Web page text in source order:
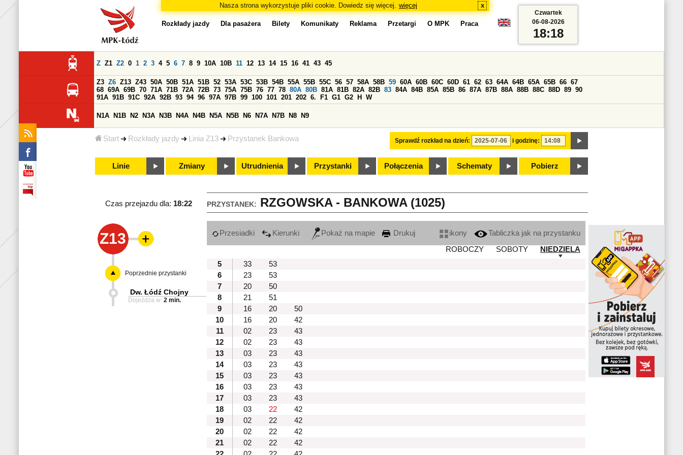
Nasza strona wykorzystuje pliki cookie. Dowiedz się więcej. więcej x
Start Rozkłady jazdy Linia Z13 Przystanek Bankowa
Rozkłady jazdy Dla pasażera Bilety Komunikaty Reklama Przetargi O MPK Praca
Sprawdź rozkład na dzień: i godzinę:
Z Z1 Z2 0 1 2 3 4 5 6 7 8 9 10A 10B 11 12 13 14 15 16 41 43 45
Z3 Z6 Z13 Z43 50A 50B 51A 51B 52 53A 53C 53B 54B 55A 55B 55C 56 57 58A 58B 59 60A 60B 60C 60D 61 62 63 64A 64B 65A 65B 66 67
68 69A 69B 70 71A 71B 72A 72B 73 75A 75B 76 77 78 80A 80B 81A 81B 82A 82B 83 84A 84B 85A 85B 86 87A 87B 88A 88B 88C 88D 89 90
91A 91B 91C 92A 92B 93 94 96 97A 97B 99 100 101 201 202 6. F1 G1 G2 H W
N1A N1B N2 N3A N3B N4A N4B N5A N5B N6 N7A N7B N8 N9
Linie Zmiany Utrudnienia Przystanki Połączenia Schematy Pobierz
Czwartek
06-08-2026
18:18
PRZYSTANEK: RZGOWSKA - BANKOWA (1025)
Czas przejazdu dla: 18:22
Z13 Przesiadki Kierunki Pokaż na mapie Drukuj ikony
Tabliczka jak na przystanku
ROBOCZY
SOBOTY
NIEDZIELA
5
33
53
6
23
53
7
20
50
8
21
51
9
16 20
50
10
16 20
42
11
02 23
43
12
02 23
43
13
03 23
43
14
03 23
43
15
03 23
43
16
03 23
43
17
03 23
43
18
03 22
42
19
02 22
42
20
02 22
42
21
02 22
42
Poprzednie przystanki
Dw. Łódź Chojny
Dojeżdża w: 2 min.